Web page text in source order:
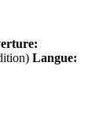
Langue: